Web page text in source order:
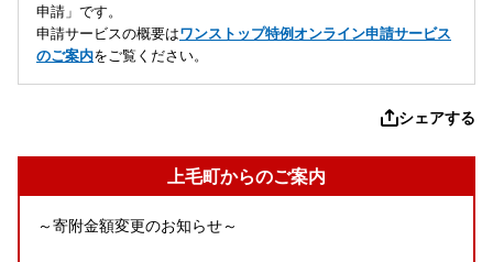
申請」です。
申請サービスの概要はワンストップ特例オンライン申請サービス
のご案内をご覧ください。
シェアする
上毛町からのご案内
～寄附金額変更のお知らせ～